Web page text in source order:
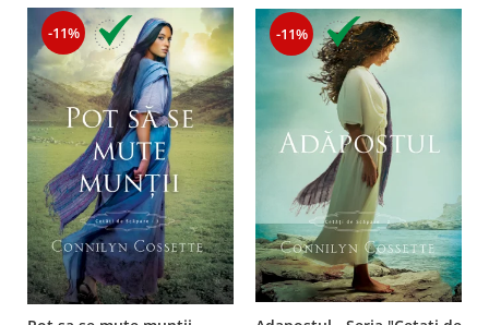
-11% -11%